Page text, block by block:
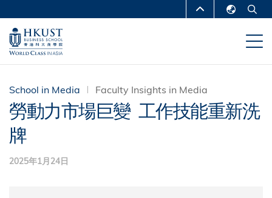
主
內
MORE ABOUT HKUST
UNIVERSITY NEWS
DEPARTMENTS A-Z
LIFE@HKUST LIBRARY
MAP & DIRECTIONS CAREERS AT HKUST
School in Media Faculty Insights in Media
勞動力市場巨變 工作技能重新洗
牌
2025年1月24日